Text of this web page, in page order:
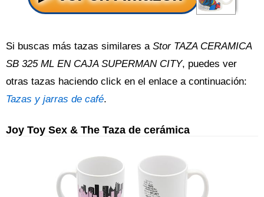
Si buscas más tazas similares a Stor TAZA CERAMICA
SB 325 ML EN CAJA SUPERMAN CITY, puedes ver
otras tazas haciendo click en el enlace a continuación:
Tazas y jarras de café.
Joy Toy Sex & The Taza de cerámica